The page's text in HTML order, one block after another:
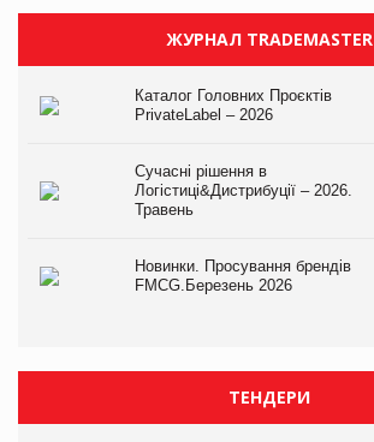
ЖУРНАЛ TRADEMASTER
Каталог Головних Проєктів
PrivateLabel – 2026
Сучасні рішення в
Логістиці&Дистрибуції – 2026.
Травень
Новинки. Просування брендів
FMCG.Березень 2026
ТЕНДЕРИ